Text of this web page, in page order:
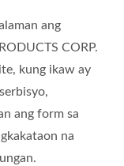
ang
CORP.
kung ikaw ay
ang form sa
na